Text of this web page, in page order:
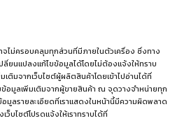
ไม่ครอบคลุมทุกส่วนที่มีภายในตัวเครื่อง ซึ่งทาง
ลี่ยนแปลงแก้ไขข้อมูลได้โดยไม่ต้องแจ้งให้ทราบ
ติมจากเว็บไซต์ผู้ผลิตสินค้าโดยเข้าไปอ่านได้ที่
อมูลเพิ่มเติมจากผู้ขายสินค้า ณ จุดวางจำหน่ายทุก
มูลรายละเอียดที่เราแสดงในหน้านี้มีความผิดพลาด
บไซต์โปรดแจ้งให้เราทราบได้ที่